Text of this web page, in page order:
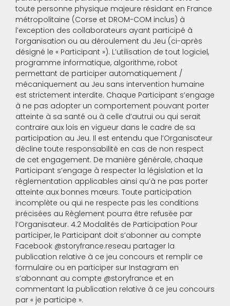
toute personne physique majeure résidant en France
métropolitaine (Corse et DROM-COM inclus) à
l’exception des collaborateurs ayant participé à
l’organisation ou au déroulement du Jeu (ci-après
désigné le « Participant »). L’utilisation de tout logiciel,
programme informatique, algorithme, robot
permettant de participer automatiquement /
mécaniquement au Jeu sans intervention humaine
est strictement interdite. Chaque Participant s’engage
à ne pas adopter un comportement pouvant porter
atteinte à sa santé ou à celle d’autrui ou qui serait
contraire aux lois en vigueur dans le cadre de sa
participation au Jeu. Il est entendu que l’Organisateur
décline toute responsabilité en cas de non respect
de cet engagement. De manière générale, chaque
Participant s’engage à respecter la législation et la
réglementation applicables ainsi qu’à ne pas porter
atteinte aux bonnes mœurs. Toute participation
incomplète ou qui ne respecte pas les conditions
précisées au Règlement pourra être refusée par
l’Organisateur. 4.2 Modalités de Participation Pour
participer, le Participant doit s’abonner au compte
Facebook @storyfrance.reseau partager la
publication relative à ce jeu concours et remplir ce
formulaire ou en participer sur Instagram en
s’abonnant au compte @storyfrance et en
commentant la publication relative à ce jeu concours
par « je participe ».